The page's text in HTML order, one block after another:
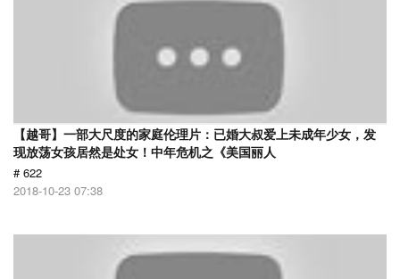
【越哥】一部大尺度的家庭伦理片：已婚大叔爱上未成年少女，发
现放荡女孩居然是处女！中年危机之《美国丽人
# 622
2018-10-23 07:38